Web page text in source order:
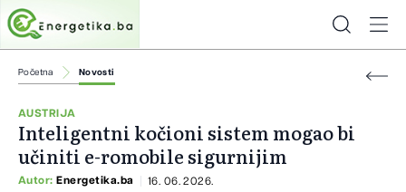
Početna Novosti
AUSTRIJA
Inteligentni kočioni sistem mogao bi
učiniti e-romobile sigurnijim
Autor: Energetika.ba 16. 06. 2026.